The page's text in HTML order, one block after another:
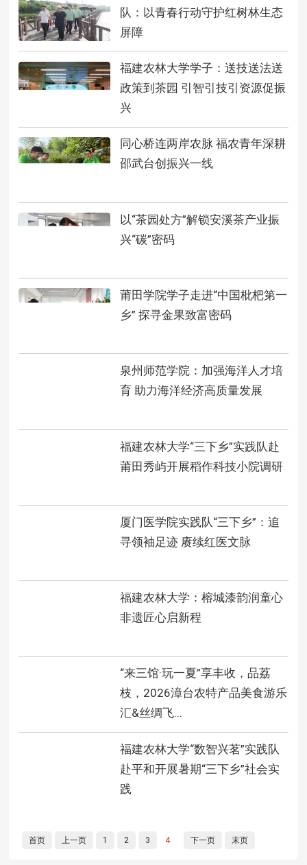
队：以青春行动守护红树林生态
屏障
福建农林大学学子：送技送法送
政策到茶园 引智引技引资源促振
兴
同心桥连两岸农脉 福农青年深耕
邵武台创振兴一线
以“茶园处方”解锁安溪茶产业振
兴“碳”密码
莆田学院学子走进“中国枇杷第一
乡” 探寻金果致富密码
泉州师范学院：加强海洋人才培
育 助力海洋经济高质量发展
福建农林大学“三下乡”实践队赴
莆田秀屿开展稻作科技小院调研
厦门医学院实践队“三下乡”：追
寻领袖足迹 赓续红医文脉
福建农林大学：榕城漆韵润童心
非遗匠心启新程
“来三馆·玩一夏”享丰收，品荔
枝，2026漳台农特产品美食游乐
汇&丝绸飞...
福建农林大学“数智兴茗”实践队
赴平和开展暑期“三下乡”社会实
践
首页 上一页 1 2 3 4 下一页 末页